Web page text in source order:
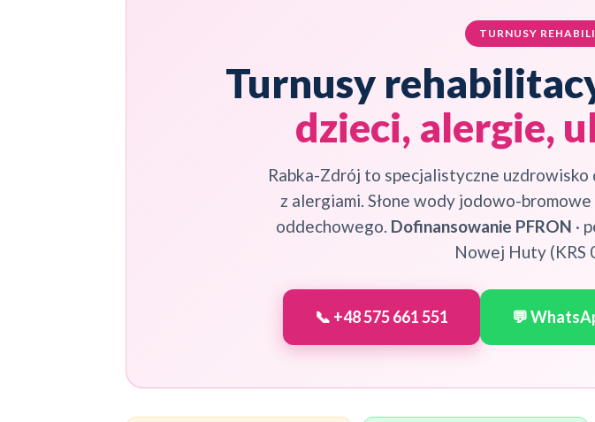
TURNUSY
Turnusy
dzieci, alergie,
Rabka-Zdrój to specjalistyczne
z alergiami. Słone wody jodowo-
oddechowego. Dofinansowanie PFRON ·
Nowej Huty (KRS
📞 +48 575 661 551 💬